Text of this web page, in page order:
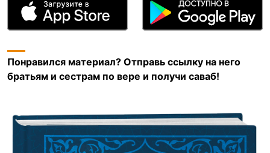
Понравился материал? Отправь ссылку на него
братьям и сестрам по вере и получи саваб!